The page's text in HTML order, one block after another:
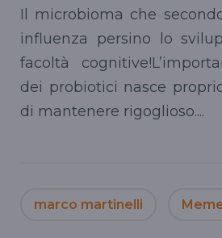
Il microbioma che
influenza persino lo
facoltà
dei probiotici nasce
di mantenere rigoglioso....
marco martinelli